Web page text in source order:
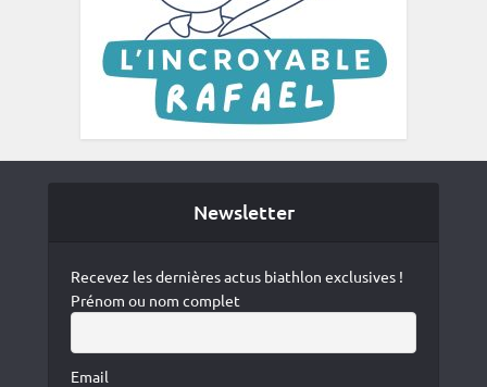
Newsletter
Recevez les dernières actus biathlon exclusives !
Prénom ou nom complet
Email